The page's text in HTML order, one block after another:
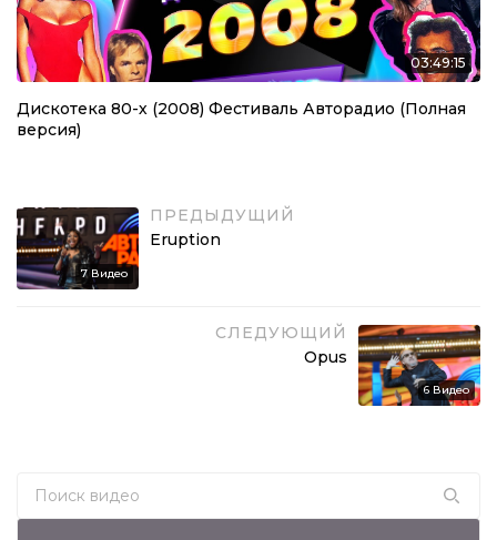
03:49:15
Дискотека 80-х (2008) Фестиваль Авторадио (Полная
версия)
7Видео
ПРЕДЫДУЩИЙ
Eruption
СЛЕДУЮЩИЙ
Opus
6 Видео
Search for: